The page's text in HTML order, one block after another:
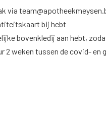
via
bij hebt
bovenkledij aan hebt,
2 weken tussen de covid-